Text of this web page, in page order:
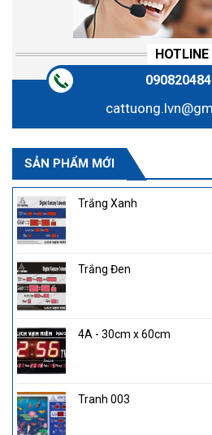
HOTLINE
SẢN PHẨM MỚI
Trắng Xanh
Trắng Đen
4A - 30cm x 60cm
Tranh 003